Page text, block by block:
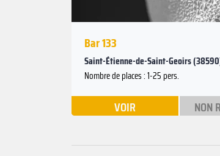
Bar 133
Saint-Étienne-de-Saint-Geoirs
Nombre de places : 1-25 pers.
VOIR NON